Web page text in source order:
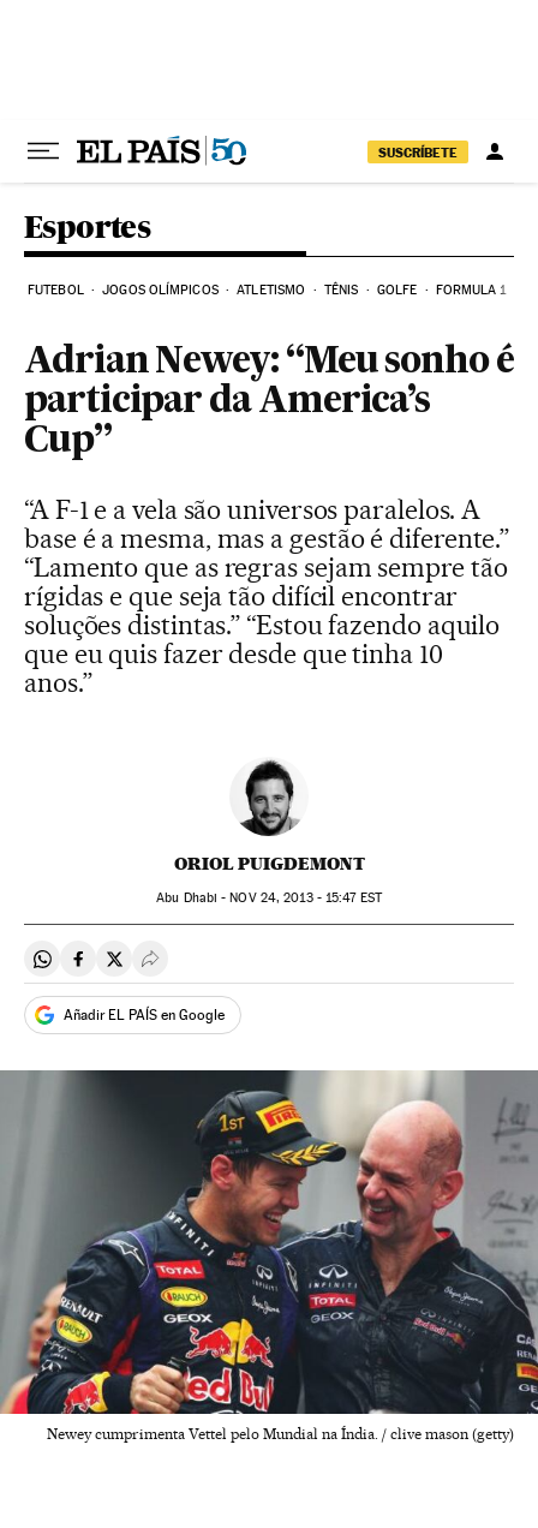
SUSCRÍBETE
Esportes
FUTEBOL JOGOS OLÍMPICOS ATLETISMO TÊNIS GOLFE FORMULA 1
Adrian Newey: “Meu sonho é
participar da America’s
Cup”
“A F-1 e a vela são universos paralelos. A
base é a mesma, mas a gestão é diferente.”
“Lamento que as regras sejam sempre tão
rígidas e que seja tão difícil encontrar
soluções distintas.” “Estou fazendo aquilo
que eu quis fazer desde que tinha 10
anos.”
ORIOL PUIGDEMONT
Abu Dhabi -NOV24, 2013 - 15:47EST
Compartir en Whatsapp
Compartir en Facebook
Compartir en Twitter
Desplegar Redes Sociales
Añadir EL PAÍS en Google
Newey cumprimenta Vettel pelo Mundial na Índia. / clive mason (getty)